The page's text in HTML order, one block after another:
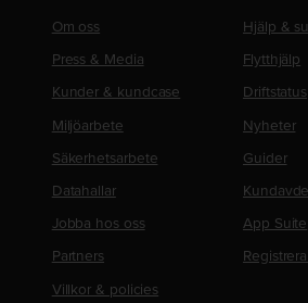
Om oss
Press & Media
Kunder & kundcase
Miljöarbete
Säkerhetsarbete
Datahallar
Jobba hos oss
Partners
Villkor & policies
Hjälp &
Flytthjälp
Driftstatus
Nyheter
Guider
App Suite